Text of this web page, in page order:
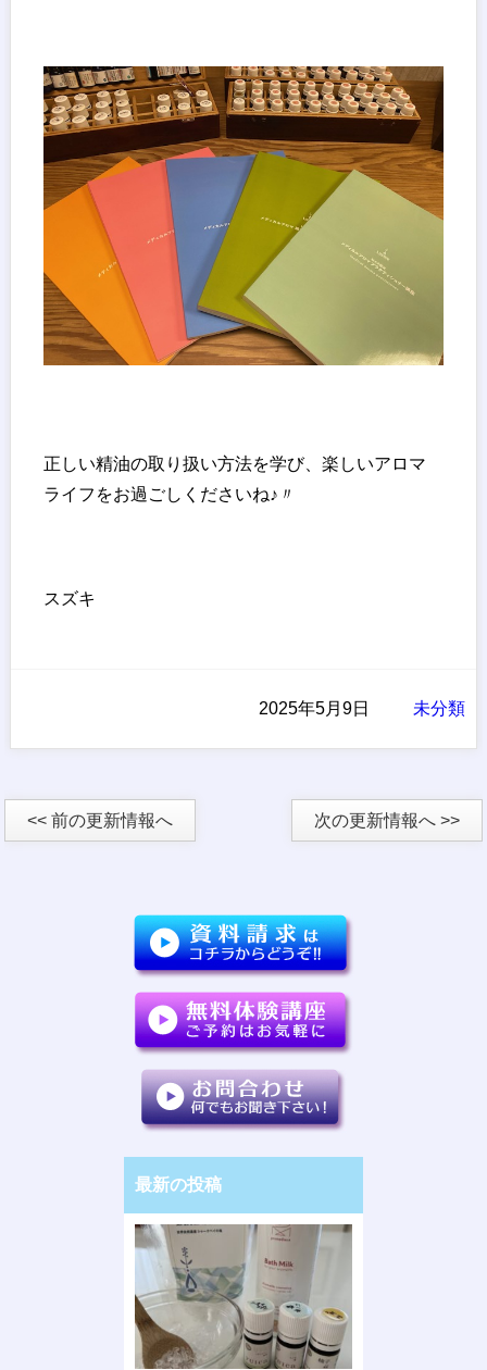
正しい精油の取り扱い方法を学び、楽しいアロマ
ライフをお過ごしくださいね♪〃
スズキ
未分類
2025年5月9日
<< 前の更新情報へ 次の更新情報へ >>
最新の投稿